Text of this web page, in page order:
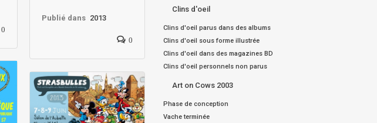
Publié dans 2013
0
0
Clins d'oeil
Clins d'oeil parus dans des albums
Clins d'oeil sous forme illustrée
Clins d'oeil dans des magazines BD
Clins d'oeil personnels non parus
Art on Cows 2003
Phase de conception
Vache terminée